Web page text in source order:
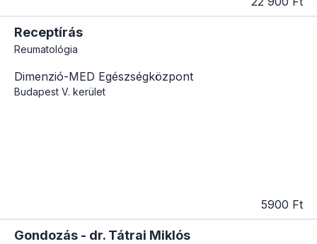
Receptírás
Reumatológia
Dimenzió-MED Egészségközpont
Budapest V. kerület
5900 Ft
Gondozás - dr. Tátrai Miklós